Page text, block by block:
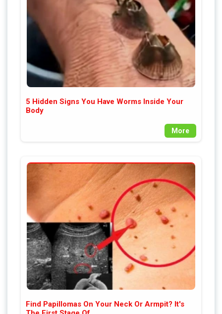
5 Hidden Signs You Have Worms Inside Your
Body
More
Find Papillomas On Your Neck Or Armpit? It's